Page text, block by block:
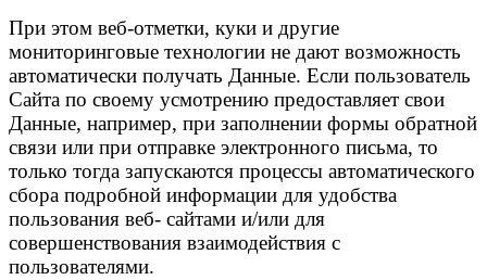
При этом веб-отметки, куки и другие
мониторинговые технологии не дают возможность
автоматически получать Данные. Если пользователь
Сайта по своему усмотрению предоставляет свои
Данные, например, при заполнении формы обратной
связи или при отправке электронного письма, то
только тогда запускаются процессы автоматического
сбора подробной информации для удобства
пользования веб- сайтами и/или для
совершенствования взаимодействия с
пользователями.